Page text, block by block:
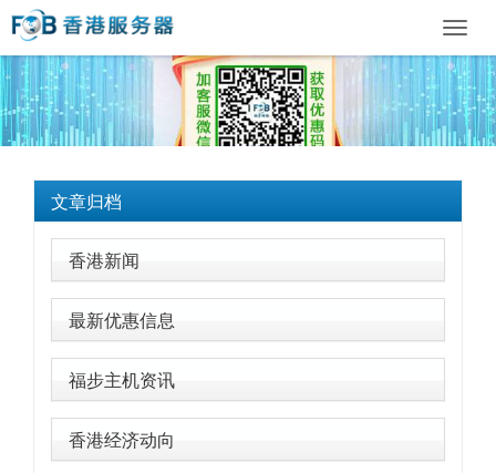
文章归档
香港新闻
最新优惠信息
福步主机资讯
香港经济动向